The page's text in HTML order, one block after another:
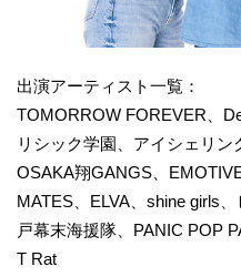
出演アーティスト一覧：
TOMORROW FOREVER、
リシック学園、アイシェリン
OSAKA翔GANGS、
MATES、ELVA、shine girls
戸幕末海援隊、PANIC POP
T Rat